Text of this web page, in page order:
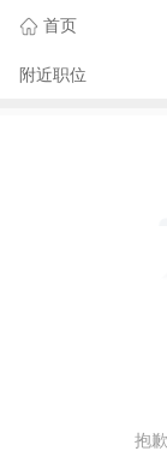
首页
附近职位
抱